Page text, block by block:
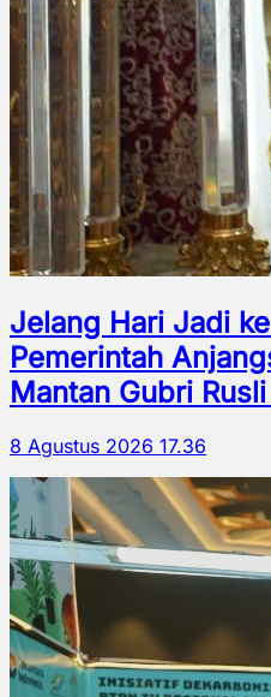
Jelang Hari Jadi
Pemerintah
Mantan Gubri
8 Agustus 2026 17.36